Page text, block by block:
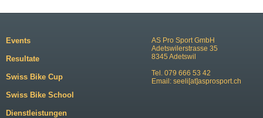
AS Pro Sport GmbH
Adetswilerstrasse 35
8345 Adetswil
Tel. 079 666 53 42
Email: seeli[at]asprosport.ch
Events
Resultate
Swiss Bike Cup
Swiss Bike School
Dienstleistungen